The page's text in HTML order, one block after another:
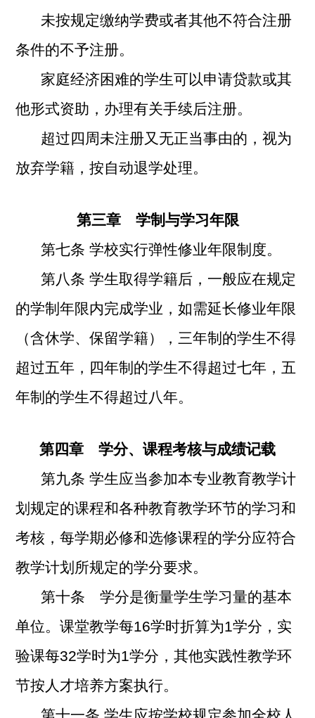
未按规定缴纳学费或者其他不符合注册
条件的不予注册。
家庭经济困难的学生可以申请贷款或其
他形式资助，办理有关手续后注册。
超过四周未注册又无正当事由的，视为
放弃学籍，按自动退学处理。
第三章 学制与学习年限
第七条 学校实行弹性修业年限制度。
第八条学生取得学籍后，一般应在规定
的学制年限内完成学业，如需延长修业年限
（含休学、保留学籍），三年制的学生不得
超过五年，四年制的学生不得超过七年，五
年制的学生不得超过八年。
第四章 学分、课程考核与成绩记载
第九条学生应当参加本专业教育教学计
划规定的课程和各种教育教学环节的学习和
考核，每学期必修和选修课程的学分应符合
教学计划所规定的学分要求。
第十条 学分是衡量学生学习量的基本
单位。课堂教学每16学时折算为1学分，实
验课每32学时为1学分，其他实践性教学环
节按人才培养方案执行。